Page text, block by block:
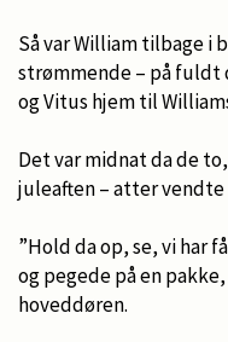
Så var William tilbage i
strømmende – på fuldt
og Vitus hjem til
Det var midnat da de
juleaften – atter vendte
”Hold da op, se, vi har
og pegede på en
hoveddøren.